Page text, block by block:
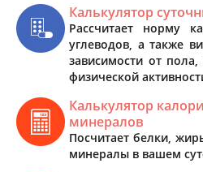
Калькулятор
Рассчитает норму
углеводов, а также
зависимости от пола,
физической
Калькулятор
минералов
Посчитает белки,
минералы в вашем